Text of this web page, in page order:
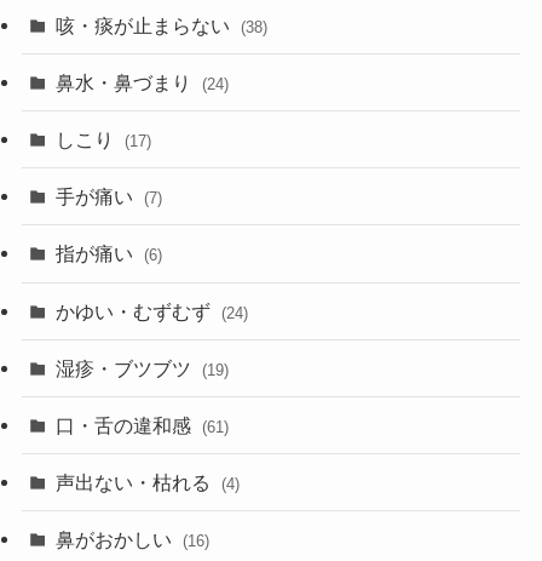
咳・痰が止まらない (38)
鼻水・鼻づまり (24)
しこり (17)
手が痛い (7)
指が痛い (6)
かゆい・むずむず (24)
湿疹・ブツブツ (19)
口・舌の違和感 (61)
声出ない・枯れる (4)
鼻がおかしい (16)